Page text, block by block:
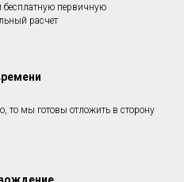
первичную
расчет
то мы готовы отложить в сторону